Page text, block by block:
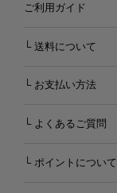
ご利用ガイド
└ 送料について
└ お支払い方法
└ よくあるご質問
└ ポイントについて